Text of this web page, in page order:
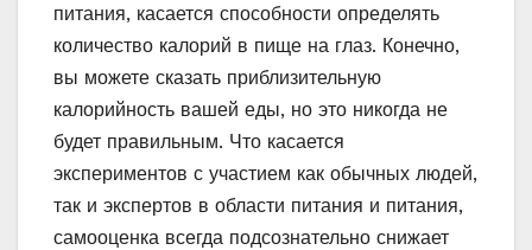
питания, касается способности определять
количество калорий в пище на глаз. Конечно,
вы можете сказать приблизительную
калорийность вашей еды, но это никогда не
будет правильным. Что касается
экспериментов с участием как обычных людей,
так и экспертов в области питания и питания,
самооценка всегда подсознательно снижает